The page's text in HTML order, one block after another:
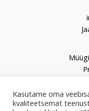
Kasutame oma
kvaliteetsemat